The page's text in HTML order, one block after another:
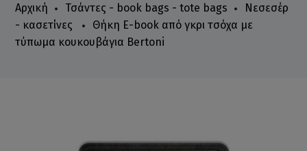
Αρχική Τσάντες - book bags - tote bags
Νεσεσέρ
- κασετίνες
Θήκη E-book από γκρι τσόχα με
τύπωμα κουκουβάγια Bertoni